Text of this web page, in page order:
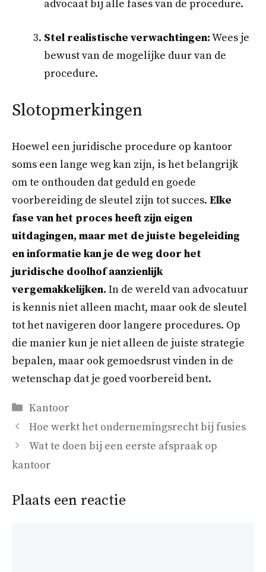
advocaat bij alle fases van de procedure.
Stel realistische verwachtingen:Wees je
bewust van de mogelijke duur van de
procedure.
Slotopmerkingen
Hoewel een juridische procedure op kantoor
soms een lange weg kan zijn, is het belangrijk
om te onthouden dat geduld en goede
voorbereiding de sleutel zijn tot succes. Elke
fase van het proces heeft zijn eigen
uitdagingen, maar met de juiste begeleiding
en informatie kan je de weg door het
juridische doolhof aanzienlijk
vergemakkelijken. In de wereld van advocatuur
is kennis niet alleen macht, maar ook de sleutel
tot het navigeren door langere procedures. Op
die manier kun je niet alleen de juiste strategie
bepalen, maar ook gemoedsrust vinden in de
wetenschap dat je goed voorbereid bent.
Categorieën
Kantoor
Hoe werkt het ondernemingsrecht bij fusies
Wat te doen bij een eerste afspraak op
kantoor
Plaats een reactie